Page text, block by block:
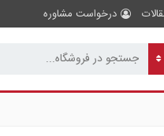
درخواست مشاوره